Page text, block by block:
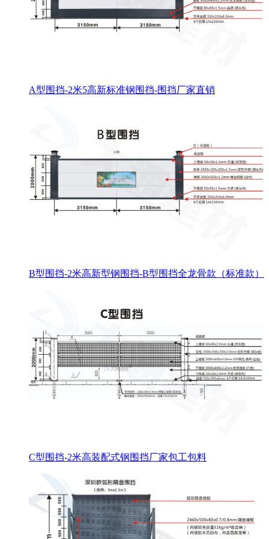
A型围挡-2米5高新标准钢围挡-围挡厂家直销
B型围挡-2米高新型钢围挡-B型围挡全龙骨款（标准款）
C型围挡-2米高装配式钢围挡厂家包工包料